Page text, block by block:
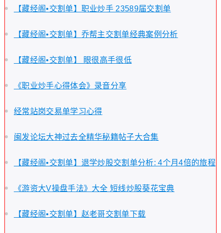
【藏经阁•交割单】职业炒手 23589届交割单
【藏经阁•交割单】乔帮主交割单经典案例分析
【藏经阁•交割单】 眼很高手很低
《职业炒手心得体会》录音分享
经常站岗交易单学习心得
闽发论坛大神过去全精华秘籍帖子大合集
【藏经阁•交割单】退学炒股交割单分析: 4个月4倍的旅程
《游资大V操盘手法》大全 短线炒股葵花宝典
【藏经阁•交割单】赵老哥交割单下载